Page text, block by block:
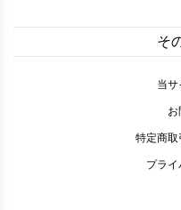
そ
当サ
お
特定商取
プラ